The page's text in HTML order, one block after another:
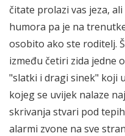
čitate prolazi vas jeza,
humora pa je na
osobito ako ste roditelj.
između četiri zida jedne
"slatki i dragi sinek" koji
kojeg se uvijek nalaze
skrivanja stvari pod
alarmi zvone na sve